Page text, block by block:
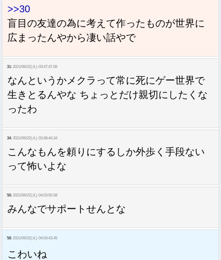
>>30
盲目の友達の為に考えて作ったものが世界に
広まったんやから凄い話やで
31: 2021/06/22(火) 03:47:47.06
なんというかメクラって常に死にゲー世界で
生きとるんやな ちょっとだけ親切にしたくな
ったわ
34: 2021/06/22(火) 03:48:44.34
こんなもんを頼りにするしか外歩く手段ない
って怖いよな
56: 2021/06/22(火) 04:03:50.08
みんなでサポートせんとな
58: 2021/06/22(火) 04:04:43.45
こわいね